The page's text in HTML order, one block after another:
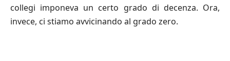
collegi imponeva un certo grado di decenza. Ora,
invece, ci stiamo avvicinando al grado zero.